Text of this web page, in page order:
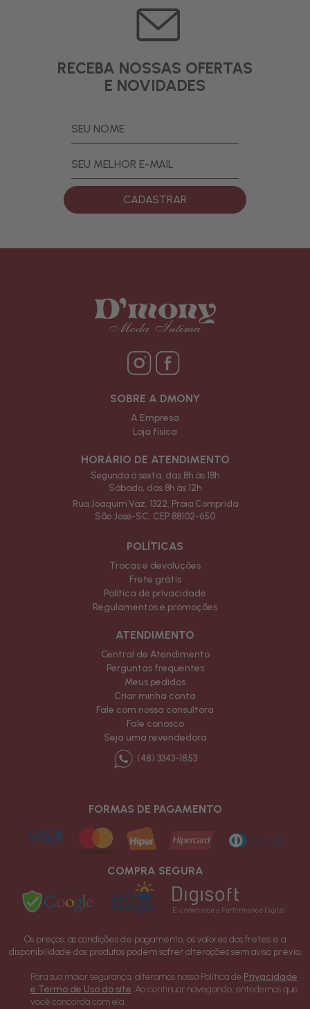
RECEBA NOSSAS OFERTAS
E NOVIDADES
CADASTRAR
SOBRE A DMONY
A Empresa
Loja física
HORÁRIO DE ATENDIMENTO
Segunda à sexta, das 8h às 18h
Sábado, das 8h às 12h
Rua Joaquim Vaz, 1322, Praia Comprida
São José-SC, CEP 88102-650
POLÍTICAS
Trocas e devoluções
Frete grátis
Política de privacidade
Regulamentos e promoções
ATENDIMENTO
Central de Atendimento
Perguntas frequentes
Meus pedidos
Criar minha conta
Fale com nossa consultora
Fale conosco
Seja uma revendedora
(48) 3343-1853
FORMAS DE PAGAMENTO
COMPRA SEGURA
Os preços, as condições de pagamento, os valores dos fretes e a
disponibilidade dos produtos podem sofrer alterações sem aviso prévio.
promoções oferecidas pelo site.
Copyright - 2022 - Todos os direitos reservados a D´mony Moda Íntima
Para sua maior segurança, alteramos nossa Política de Privacidade
e Termo de Uso do site . Ao continuar navegando, entedemos que
você concorda com ela.